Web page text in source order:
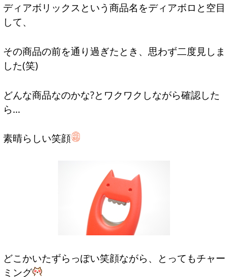
ディアボリックスという商品名をディアボロと空目
して、
その商品の前を通り過ぎたとき、思わず二度見しま
した(笑)
どんな商品なのかな?とワクワクしながら確認した
ら…
素晴らしい笑顔
どこかいたずらっぽい笑顔ながら、とってもチャー
ミング